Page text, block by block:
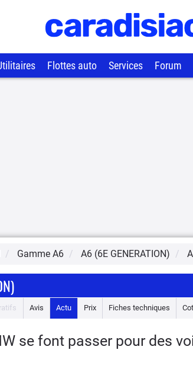
Flottes auto Services Forum
Gamme A6 A6 (6E GENERATION)
Avis Actu Prix Fiches techniques
se font passer pour des